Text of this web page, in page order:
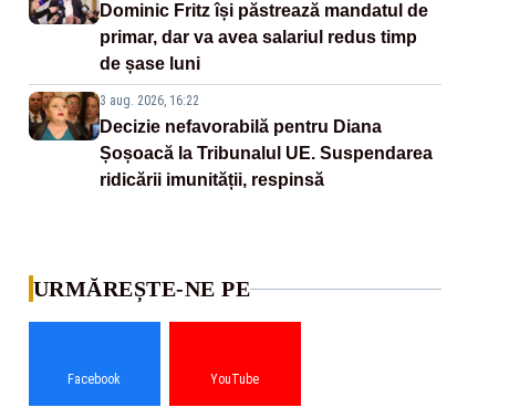
Dominic Fritz își păstrează mandatul de
primar, dar va avea salariul redus timp
de șase luni
3 aug. 2026, 16:22
Decizie nefavorabilă pentru Diana
Șoșoacă la Tribunalul UE. Suspendarea
ridicării imunității, respinsă
URMĂREȘTE-NE PE
Facebook YouTube